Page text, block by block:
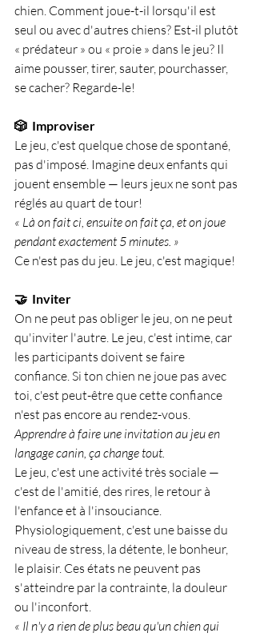
chien. Comment joue-t-il lorsqu'il est
seul ou avec d'autres chiens? Est-il plutôt
« prédateur » ou « proie » dans le jeu? Il
aime pousser, tirer, sauter, pourchasser,
se cacher? Regarde-le!
🎲  Improviser
Le jeu, c'est quelque chose de spontané,
pas d'imposé. Imagine deux enfants qui
jouent ensemble — leurs jeux ne sont pas
réglés au quart de tour!
« Là on fait ci, ensuite on fait ça, et on joue
pendant exactement 5 minutes. »
Ce n'est pas du jeu. Le jeu, c'est magique!
🤝  Inviter
On ne peut pas obliger le jeu, on ne peut
qu'inviter l'autre. Le jeu, c'est intime, car
les participants doivent se faire
confiance. Si ton chien ne joue pas avec
toi, c'est peut-être que cette confiance
n'est pas encore au rendez-vous.
Apprendre à faire une invitation au jeu en
langage canin, ça change tout.
Le jeu, c'est une activité très sociale —
c'est de l'amitié, des rires, le retour à
l'enfance et à l'insouciance.
Physiologiquement, c'est une baisse du
niveau de stress, la détente, le bonheur,
le plaisir. Ces états ne peuvent pas
s'atteindre par la contrainte, la douleur
ou l'inconfort.
« Il n'y a rien de plus beau qu'un chien qui